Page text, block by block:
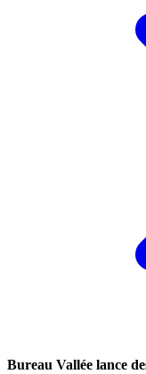
Bureau Vallée lance